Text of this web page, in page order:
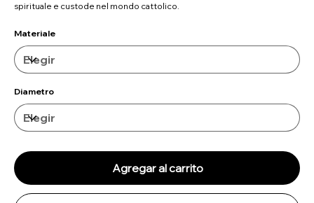
spirituale e custode nel mondo cattolico.
Materiale
Diametro
Agregar al carrito